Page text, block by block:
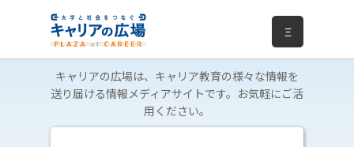
Ξ
キャリアの広場は、キャリア教育の様々な情報を
送り届ける情報メディアサイトです。お気軽にご活
用ください。